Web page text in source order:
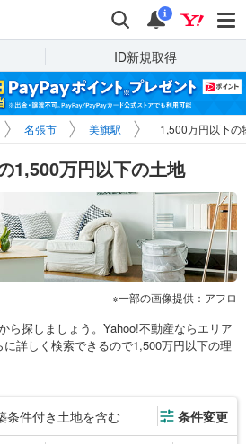
検索 通知
i
ID新規取得
名張市 美旗駅 1,500万円以下の
1,500万円以下の土地
一部の画像提供：アフロ
ら探しましょう。Yahoo!不動産ならエリア
詳しく検索できるので1,500万円以下の理
条件付き土地を含む 条件変更